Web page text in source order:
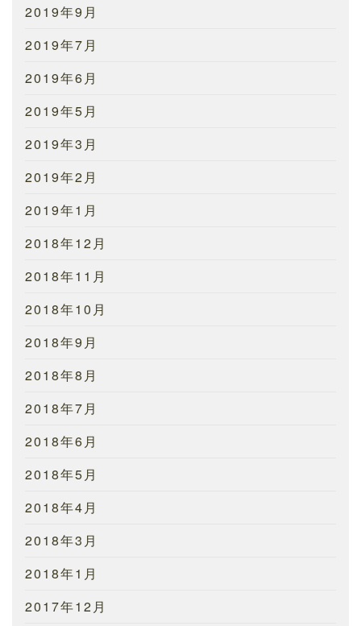
2019年9月
2019年7月
2019年6月
2019年5月
2019年3月
2019年2月
2019年1月
2018年12月
2018年11月
2018年10月
2018年9月
2018年8月
2018年7月
2018年6月
2018年5月
2018年4月
2018年3月
2018年1月
2017年12月